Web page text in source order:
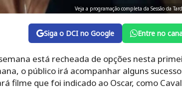
Veja a programação completa da Sessão da
Siga o DCI no Google Entre no
está recheada de opções nesta
o público irá acompanhar alguns
filme que foi indicado ao Oscar, como